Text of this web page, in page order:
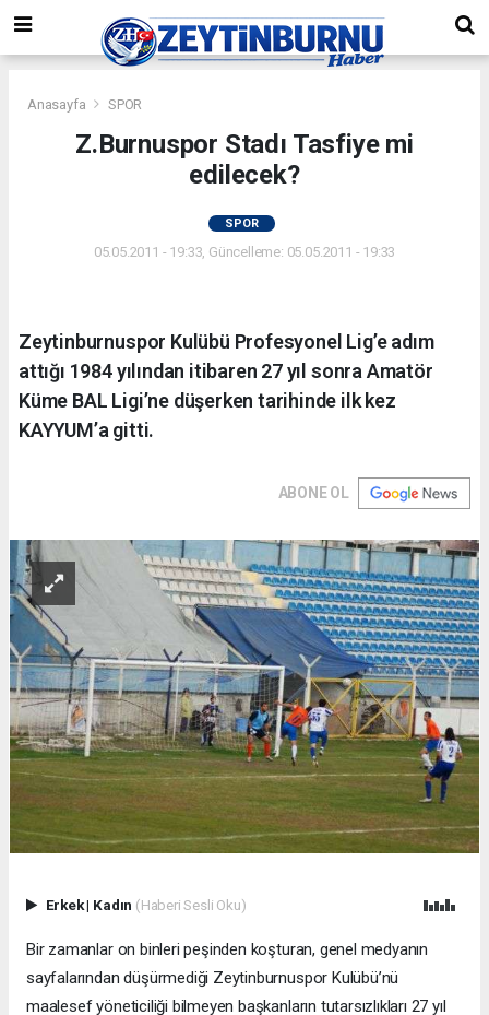
Anasayfa SPOR
Z.Burnuspor Stadı Tasfiye mi
edilecek?
SPOR
05.05.2011 - 19:33, Güncelleme: 05.05.2011 - 19:33
Zeytinburnuspor Kulübü Profesyonel Lig’e adım
attığı 1984 yılından itibaren 27 yıl sonra Amatör
Küme BAL Ligi’ne düşerken tarihinde ilk kez
KAYYUM’a gitti.
ABONE OL
Erkek| Kadın (Haberi Sesli Oku)
Bir zamanlar on binleri peşinden koşturan, genel medyanın
sayfalarından düşürmediği Zeytinburnuspor Kulübü’nü
maalesef yöneticiliği bilmeyen başkanların tutarsızlıkları 27 yıl